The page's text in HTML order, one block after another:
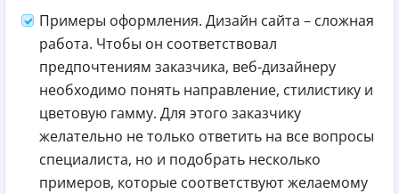
Примеры оформления. Дизайн сайта – сложная
работа. Чтобы он соответствовал
предпочтениям заказчика, веб-дизайнеру
необходимо понять направление, стилистику и
цветовую гамму. Для этого заказчику
желательно не только ответить на все вопросы
специалиста, но и подобрать несколько
примеров, которые соответствуют желаемому